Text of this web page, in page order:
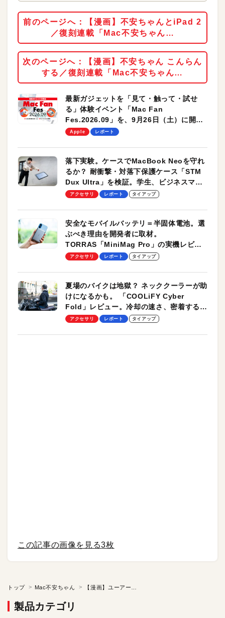
前のページへ：【漫画】不安ちゃんとiPad 2
／復刻連載「Mac不安ちゃん…
次のページへ：【漫画】不安ちゃん こんらん
する／復刻連載「Mac不安ちゃん…
最新ガジェットを「見て・触って・試せ
る」体験イベント「Mac Fan
Fes.2026.09」を、9月26日（土）に開催
します！
Apple レポート
落下実験。ケースでMacBook Neoを守れ
るか？ 耐衝撃・対落下保護ケース「STM
Dux Ultra」を検証。学生、ビジネスマン
のモバイルユースに最適！
アクセサリ レポート タイアップ
安全なモバイルバッテリ＝半固体電池。選
ぶべき理由を開発者に取材。
TORRAS「MiniMag Pro」の実機レビュ
ーも
アクセサリ レポート タイアップ
夏場のバイクは地獄？ ネッククーラーが助
けになるかも。 「COOLiFY Cyber
Fold」レビュー。冷却の速さ、密着する冷
却プレート、シンプルな操作性がグッド！
アクセサリ レポート タイアップ
この記事の画像を見る3枚
トップ Mac不安ちゃん
製品カテゴリ